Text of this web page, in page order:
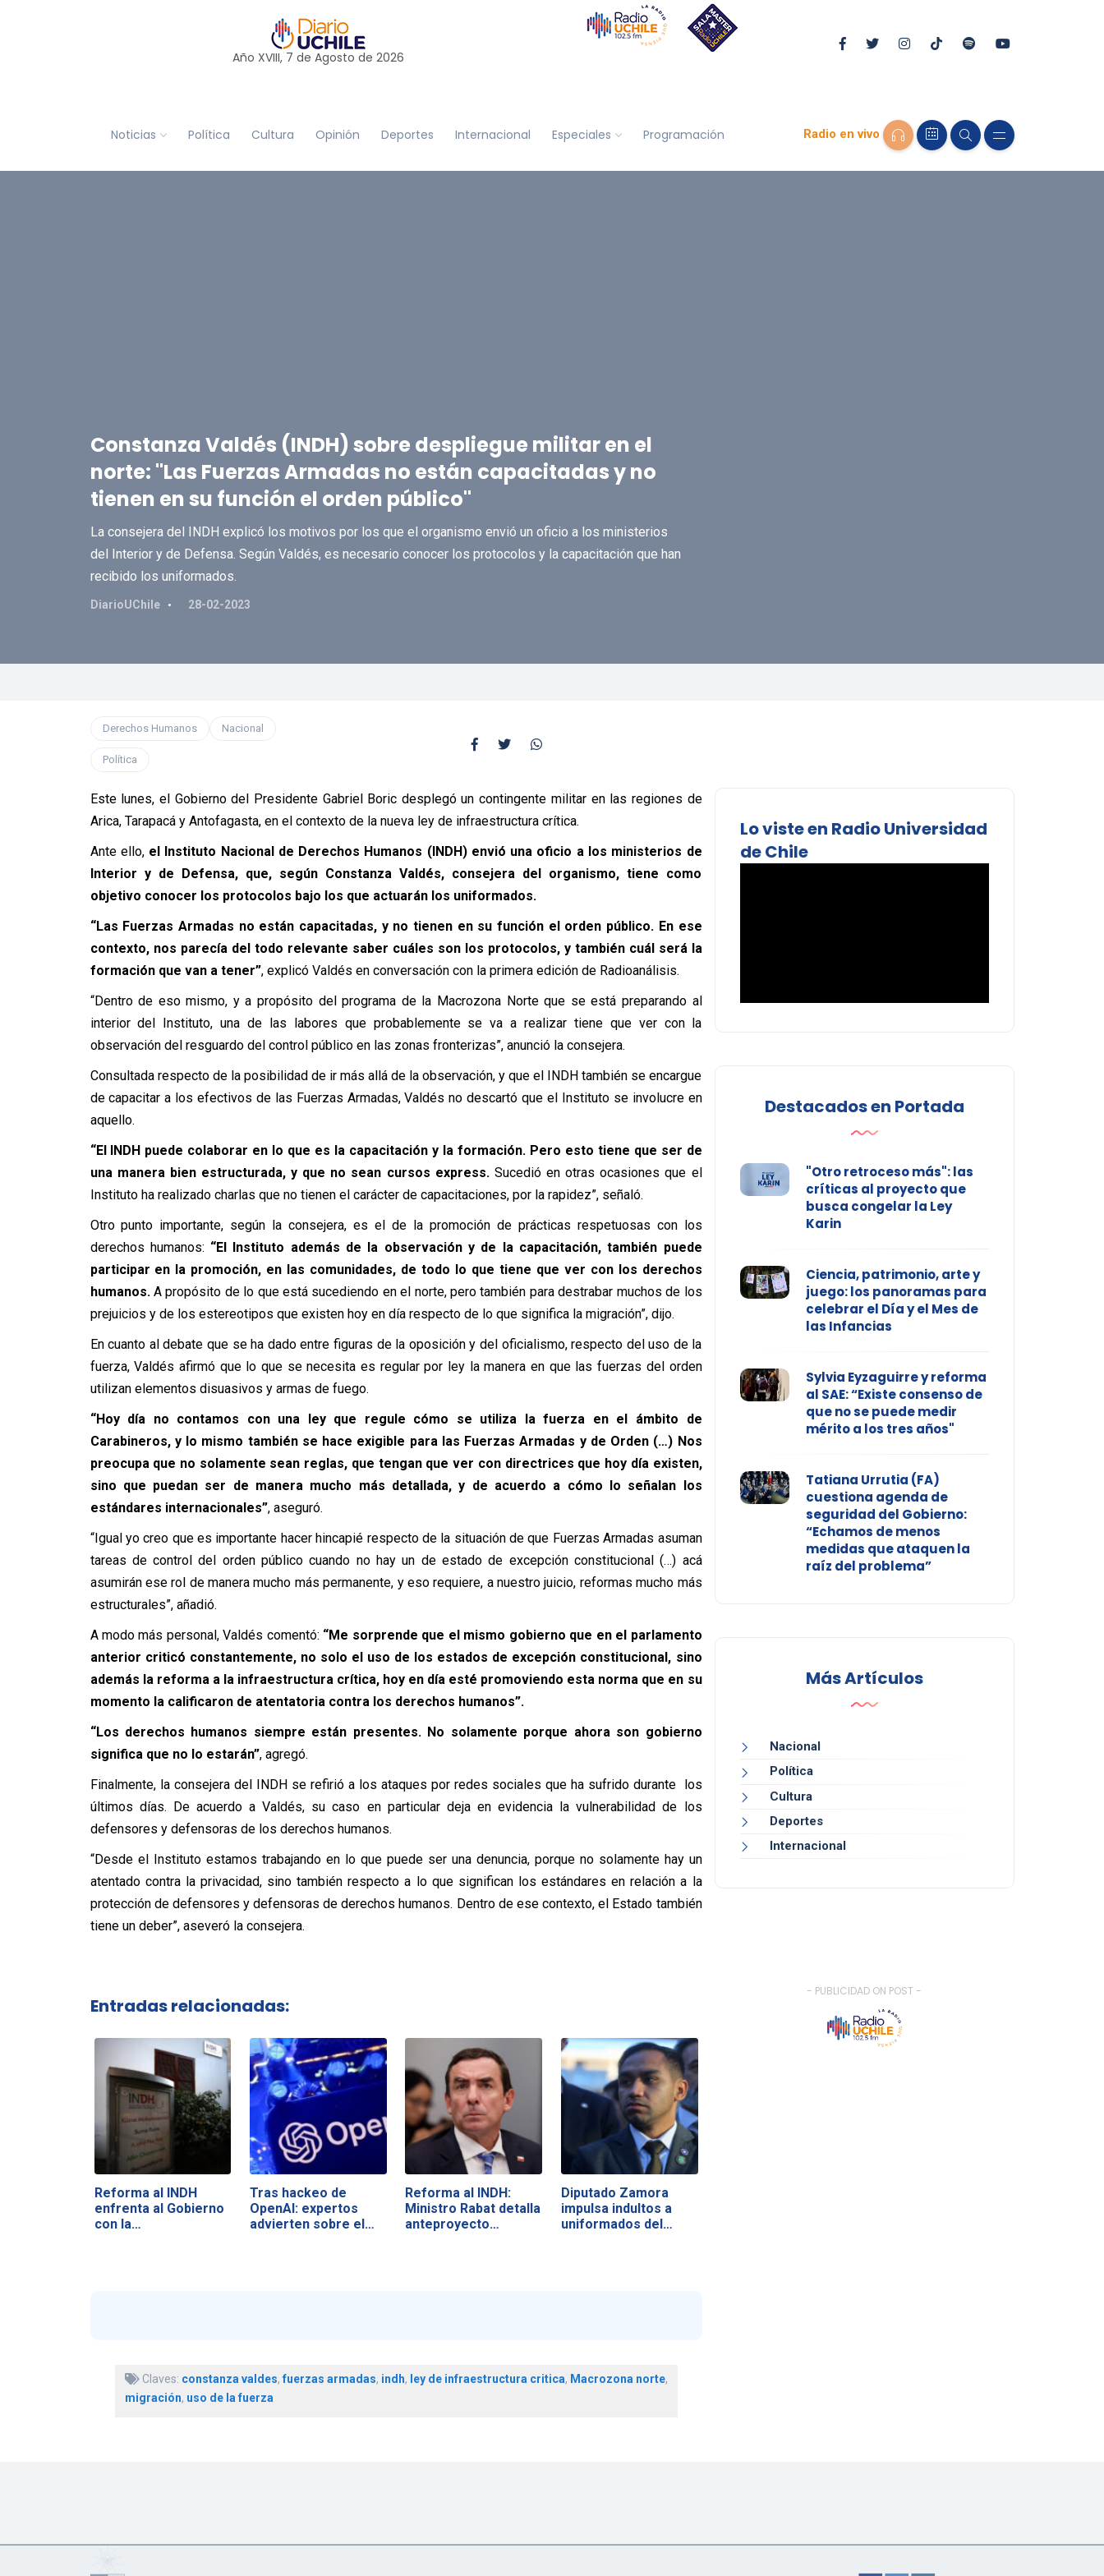
Año XVIII, 7 de Agosto de 2026
Noticias Política Cultura Opinión Deportes Internacional Especiales Programación Radio en vivo
Constanza Valdés (INDH) sobre despliegue militar en el
norte: "Las Fuerzas Armadas no están capacitadas y no
tienen en su función el orden público"
La consejera del INDH explicó los motivos por los que el organismo envió un oficio a los ministerios
del Interior y de Defensa. Según Valdés, es necesario conocer los protocolos y la capacitación que han
recibido los uniformados.
DiarioUChile 28-02-2023
Derechos Humanos Nacional
Política
Este lunes, el Gobierno del Presidente Gabriel Boric desplegó un contingente militar en las regiones de
Arica, Tarapacá y Antofagasta, en el contexto de la nueva ley de infraestructura crítica.
Ante ello, el Instituto Nacional de Derechos Humanos (INDH) envió una oficio a los ministerios de
Interior y de Defensa, que, según Constanza Valdés, consejera del organismo, tiene como
objetivo conocer los protocolos bajo los que actuarán los uniformados.
“Las Fuerzas Armadas no están capacitadas, y no tienen en su función el orden público. En ese
contexto, nos parecía del todo relevante saber cuáles son los protocolos, y también cuál será la
formación que van a tener”, explicóValdés en conversación con la primera edición de Radioanálisis.
“Dentro de eso mismo, y a propósito del programa de la Macrozona Norte que se está preparando al
interior del Instituto, una de las labores que probablemente se va a realizar tiene que ver con la
observación del resguardo del control público en las zonas fronterizas”, anuncióla consejera.
Consultada respecto de la posibilidad de ir más allá de la observación, y que el INDH también se encargue
de capacitar a los efectivos de las Fuerzas Armadas, Valdés nodescartó que el Instituto se involucre en
aquello.
“El INDH puede colaborar en lo que es la capacitación y la formación. Pero esto tiene que ser de
una manera bien estructurada, y que no sean cursos express.Sucedió en otras ocasiones que el
Instituto ha realizado charlas que no tienen el carácter de capacitaciones, por la rapidez”, señaló.
Otro punto importante, según la consejera, es el de la promoción de prácticas respetuosas con los
derechos humanos: “El Instituto además de la observación y de la capacitación, también puede
participar en la promoción, en las comunidades, de todo lo que tiene que ver con los derechos
humanos.A propósito de lo que está sucediendo en el norte, pero también para destrabar muchos de los
prejuicios y de los estereotipos que existen hoy en día respecto de lo que significa la migración”, dijo.
En cuanto al debate que se ha dado entre figuras de la oposición y del oficialismo, respecto del uso de la
fuerza, Valdés afirmóque lo que se necesita es regular por ley la manera en que las fuerzas del orden
utilizan elementos disuasivos y armas de fuego.
“Hoy día no contamos con una ley que regule cómo se utiliza la fuerza en el ámbito de
Carabineros, y lo mismo también se hace exigible para las Fuerzas Armadas y de Orden (…) Nos
preocupa que no solamente sean reglas, que tengan que ver con directrices que hoy día existen,
sino que puedan ser de manera mucho más detallada, y de acuerdo a cómo lo señalan los
estándares internacionales”, aseguró.
“Igual yo creo que es importante hacer hincapié respecto de la situación de que Fuerzas Armadas asuman
tareas de control del orden público cuando no hay un de estado de excepción constitucional (…) acá
asumirán ese rol de manera mucho más permanente, y eso requiere, a nuestro juicio, reformas mucho más
estructurales”, añadió.
A modo más personal, Valdés comentó: “Me sorprende que el mismo gobierno que en el parlamento
anterior criticó constantemente, no solo el uso de los estados de excepción constitucional, sino
además la reforma a la infraestructura crítica, hoy en día esté promoviendo esta norma que en su
momento la calificaron de atentatoria contra los derechos humanos”.
“Los derechos humanos siempre están presentes. No solamente porque ahora son gobierno
significa que no lo estarán”, agregó.
Finalmente, la consejera del INDH se refirióa los ataques por redes sociales que ha sufrido durante los
últimos días. De acuerdo a Valdés, su caso en particular deja en evidencia la vulnerabilidad de los
defensores y defensoras de los derechos humanos.
“Desde el Instituto estamos trabajando en lo que puede ser una denuncia, porque no solamente hay un
atentado contra la privacidad, sino también respecto a lo que significan los estándares en relación a la
protección de defensores y defensoras de derechos humanos. Dentro de ese contexto, el Estado también
tiene un deber”, aseveró la consejera.
Entradas relacionadas:
Reforma al INDH
enfrenta al Gobierno
con la…
Tras hackeo de
OpenAI: expertos
advierten sobre el…
Reforma al INDH:
Ministro Rabat detalla
anteproyecto…
Diputado Zamora
impulsa indultos a
uniformados del…
Claves: constanza valdes,fuerzas armadas, indh, ley de infraestructura critica, Macrozona norte,
migración, uso de la fuerza
Lo viste en Radio Universidad
de Chile
Destacados en Portada
"Otro retroceso más": las
críticas al proyecto que
busca congelar la Ley
Karin
Ciencia, patrimonio, arte y
juego: los panoramas para
celebrar el Día y el Mes de
las Infancias
Sylvia Eyzaguirre y reforma
al SAE: “Existe consenso de
que no se puede medir
mérito a los tres años"
Tatiana Urrutia (FA)
cuestiona agenda de
seguridad del Gobierno:
“Echamos de menos
medidas que ataquen la
raíz del problema”
Más Artículos
Nacional
Política
Cultura
Deportes
Internacional
- PUBLICIDAD ON POST -